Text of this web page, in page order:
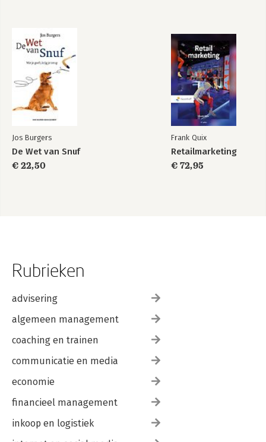
Jos Burgers
De Wet van Snuf
€ 22,50
Frank Quix
Retailmarketing
€ 72,95
Rubrieken
advisering
algemeen management
coaching en trainen
communicatie en media
economie
financieel management
inkoop en logistiek